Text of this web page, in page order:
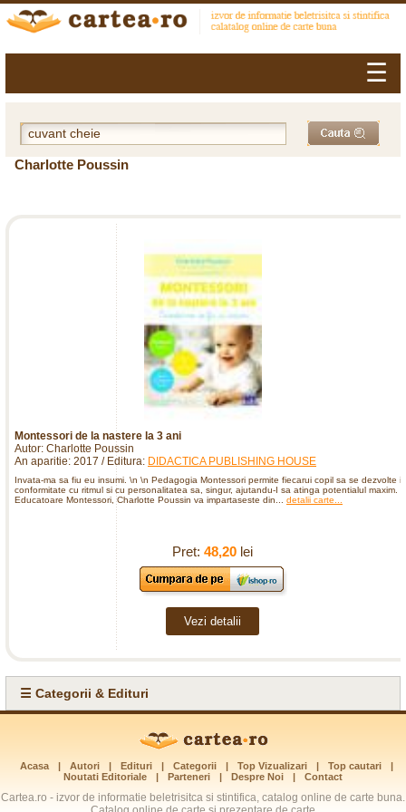
☰
Charlotte Poussin
Montessori de la nastere la 3 ani
Autor: Charlotte Poussin
An aparitie: 2017 / Editura: DIDACTICA PUBLISHING HOUSE
Invata-ma sa fiu eu insumi. \n \n Pedagogia Montessori permite fiecarui copil sa se dezvolte in
conformitate cu ritmul si cu personalitatea sa, singur, ajutandu-I sa atinga potentialul maxim.
Educatoare Montessori, Charlotte Poussin va impartaseste din... detalii carte...
Pret: 48,20lei
Vezi detalii
☰ Categorii & Edituri
Acasa Autori Edituri Categorii Top Vizualizari Top cautari
Noutati Editoriale
Parteneri Despre Noi Contact
Cartea.ro - izvor de informatie beletrisitca si stintifica, catalog online de carte buna.